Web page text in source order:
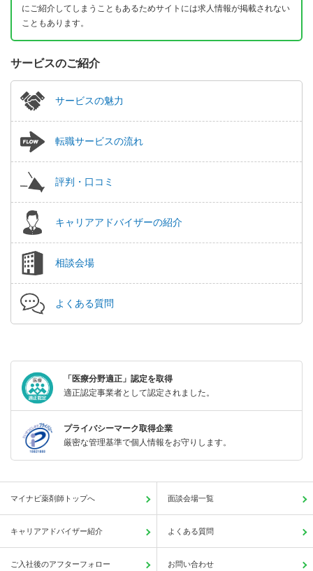
にご紹介してしまうこともあるためサイトには求人情報が掲載されない
こともあります。
サービスのご紹介
サービスの魅力
転職サービスの流れ
評判・口コミ
キャリアアドバイザーの紹介
相談会場
よくある質問
「医療分野適正」認定を取得
適正認定事業者として認定されました。
プライバシーマーク取得企業
厳密な管理基準で個人情報をお守りします。
マイナビ薬剤師トップへ 面談会場一覧
キャリアアドバイザー紹介 よくある質問
ご入社後のアフターフォロー お問い合わせ